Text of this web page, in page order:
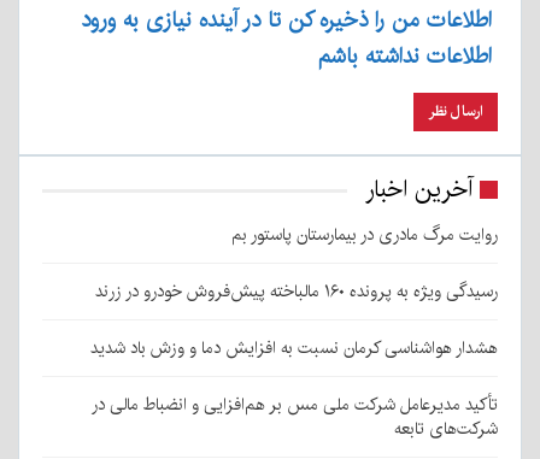
اطلاعات من را ذخیره کن تا در آینده نیازی به ورود
اطلاعات نداشته باشم
آخرین اخبار
روایت مرگ مادری در بیمارستان پاستور بم
رسیدگی ویژه به پرونده ۱۶۰ مالباخته پیش‌فروش خودرو در زرند
هشدار هواشناسی کرمان نسبت به افزایش دما و وزش باد شدید
تأکید مدیرعامل شرکت ملی مس بر هم‌افزایی و انضباط مالی در
شرکت‌های تابعه